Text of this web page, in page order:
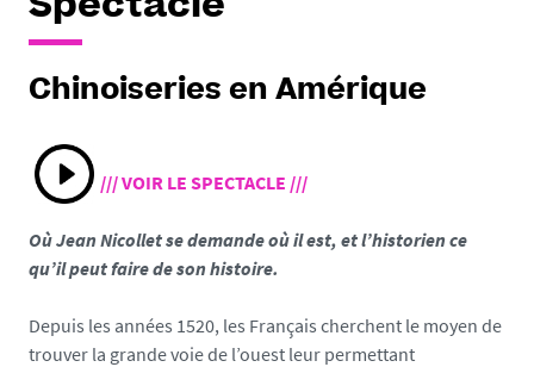
Spectacle
Chinoiseries en Amérique
/// VOIR LE SPECTACLE ///
Où Jean Nicollet se demande où il est, et l’historien ce
qu’il peut faire de son histoire.
Depuis les années 1520, les Français cherchent le moyen de
trouver la grande voie de l’ouest leur permettant